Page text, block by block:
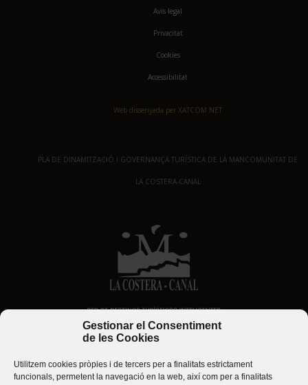
Gestionar el Consentiment
de les Cookies
Utilitzem cookies pròpies i de tercers per a finalitats estrictament
funcionals, permetent la navegació en la web, així com per a finalitats
Avis legal
Privacitat
Cookies
Accessibilitat
Web dissenyada per XATCOM.NET
PLA DE DINAMITZACIÓ I GOVERNANÇA TURÍSTICA DE LA MANCOMUNITAT DE
LA COSTERA-CANAL